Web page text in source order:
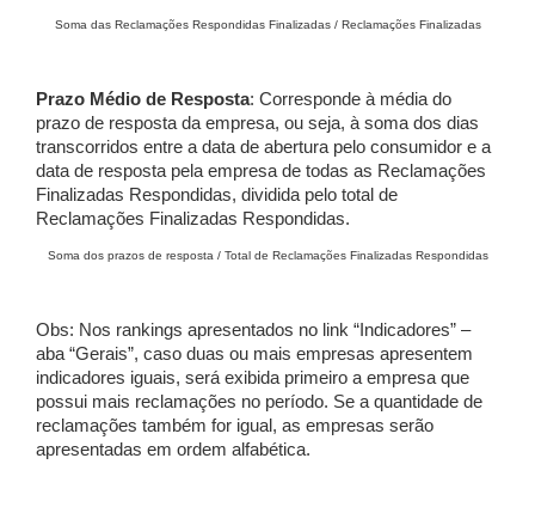
Soma das Reclamações Respondidas Finalizadas / Reclamações Finalizadas
Prazo Médio de Resposta: Corresponde à média do
prazo de resposta da empresa, ou seja, à soma dos dias
transcorridos entre a data de abertura pelo consumidor e a
data de resposta pela empresa de todas as Reclamações
Finalizadas Respondidas, dividida pelo total de
Reclamações Finalizadas Respondidas.
Soma dos prazos de resposta / Total de Reclamações Finalizadas Respondidas
Obs: Nos rankings apresentados no link “Indicadores” –
aba “Gerais”, caso duas ou mais empresas apresentem
indicadores iguais, será exibida primeiro a empresa que
possui mais reclamações no período. Se a quantidade de
reclamações também for igual, as empresas serão
apresentadas em ordem alfabética.